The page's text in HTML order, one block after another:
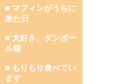
■ マフィンがうちに
来た日
■ 大好き、ダンボー
ル箱
■ もりもり食べてい
ます